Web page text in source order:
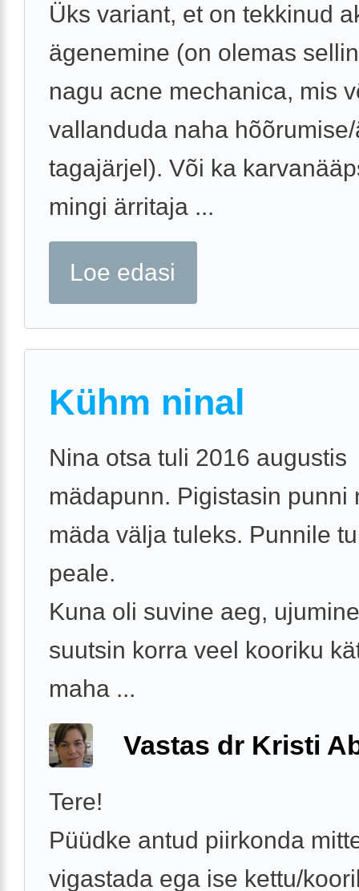
Üks variant, et on tekkinud
ägenemine (on olemas
nagu acne mechanica, mis
vallanduda naha
tagajärjel). Või ka
mingi ärritaja ...
Loe edasi
Kühm ninal
Nina otsa tuli 2016 augustis
mädapunn. Pigistasin punni
mäda välja tuleks. Punnile
peale.
Kuna oli suvine aeg,
suutsin korra veel kooriku
maha ...
Vastas dr Kristi
Tere!
Püüdke antud piirkonda
vigastada ega ise kettu/